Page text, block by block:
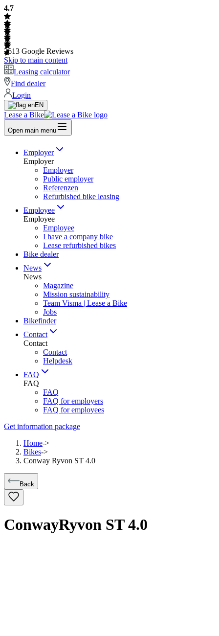
4.7
2613 Google Reviews
Skip to main content
Leasing calculator
Find dealer
Login
EN
Lease a Bike
Open main menu
Employer
Employer
Employer
Public employer
Referenzen
Refurbished bike leasing
Employee
Employee
Employee
I have a company bike
Lease refurbished bikes
Bike dealer
News
News
Magazine
Mission sustainability
Team Visma | Lease a Bike
Jobs
Bikefinder
Contact
Contact
Contact
Helpdesk
FAQ
FAQ
FAQ
FAQ for employers
FAQ for employees
Get information package
Home->
Bikes->
Conway Ryvon ST 4.0
Back
ConwayRyvon ST 4.0